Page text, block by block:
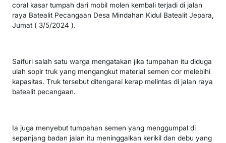
coral kasar tumpah dari mobil molen kembali terjadi di jalan
raya Batealit Pecangaan Desa Mindahan Kidul Batealit Jepara,
Jumat ( 3/5/2024 ).
Saifuri salah satu warga mengatakan jika tumpahan itu diduga
ulah sopir truk yang mengangkut material semen cor melebihi
kapasitas. Truk tersebut ditengarai kerap melintas di jalan raya
batealit pecangaan.
Ia juga menyebut tumpahan semen yang menggumpal di
sepanjang badan jalan itu meninggalkan kerikil dan debu yang